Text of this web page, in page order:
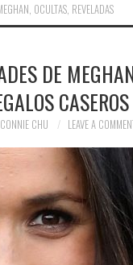
OCULTAS REVELADAS
DE
CASEROS
CONNIE CHU LEAVE A